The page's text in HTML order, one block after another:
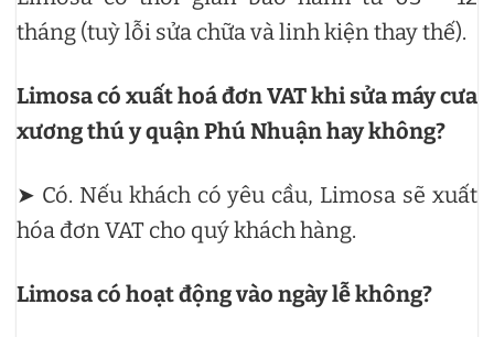
tháng (tuỳ lỗi sửa chữa và linh kiện thay thế).
Limosa có xuất hoá đơn VAT khi sửa máy cưa
xương thú y quận Phú Nhuận hay không?
➤ Có. Nếu khách có yêu cầu, Limosa sẽ xuất
hóa đơn VAT cho quý khách hàng.
Limosa có hoạt động vào ngày lễ không?